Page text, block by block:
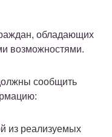
обладающих
возможностями.
сообщить
из реализуемых